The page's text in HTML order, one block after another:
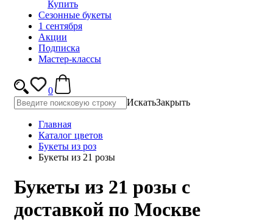
Купить
Сезонные букеты
1 сентября
Акции
Подписка
Мастер-классы
0
ИскатьЗакрыть
Главная
Каталог цветов
Букеты из роз
Букеты из 21 розы
Букеты из 21 розы с
доставкой по Москве